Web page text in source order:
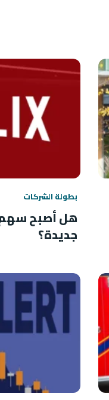
بطولة الشركات
هل أصبح
جديدة؟